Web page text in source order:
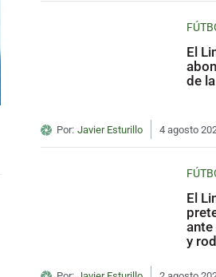
El
de
Por: Javier Esturillo 4 agosto
El
ante
y